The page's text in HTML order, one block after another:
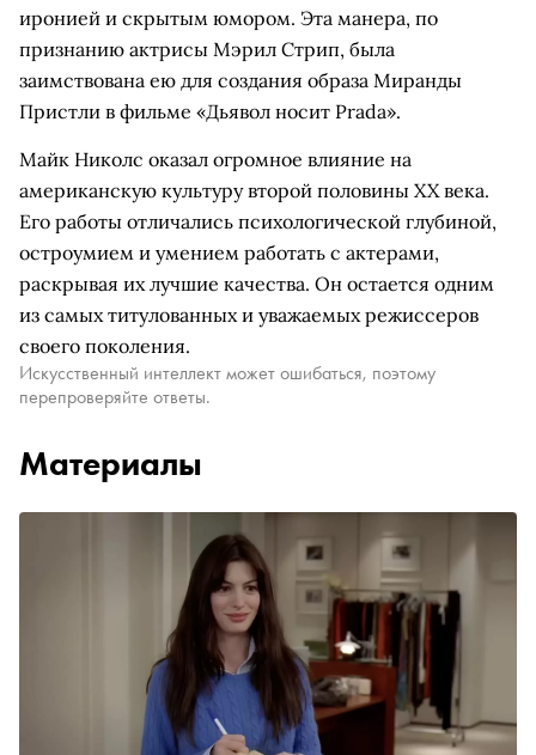
иронией и скрытым юмором. Эта манера, по
признанию актрисы Мэрил Стрип, была
заимствована ею для создания образа Миранды
Пристли в фильме «Дьявол носит Prada».
Майк Николс оказал огромное влияние на
американскую культуру второй половины XX века.
Его работы отличались психологической глубиной,
остроумием и умением работать с актерами,
раскрывая их лучшие качества. Он остается одним
из самых титулованных и уважаемых режиссеров
своего поколения.
Искусственный интеллект может ошибаться, поэтому
перепроверяйте ответы.
Материалы